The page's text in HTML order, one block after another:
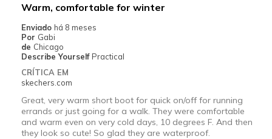
Melhores utilizações
Going Out
Width
Feels true to width
Sizing
Feels true to size
Warm, comfortable for winter
Enviado há 8 meses
Por Gabi
de Chicago
Describe Yourself Practical
CRÍTICA EM
skechers.com
Great, very warm short boot for quick on/off for running
errands or just going for a walk. They were comfortable
and warm even on very cold days, 10 degrees F. And then
they look so cute! So glad they are waterproof.